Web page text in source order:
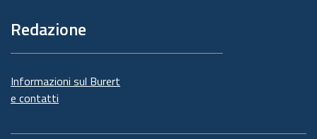
Redazione
Informazioni sul Burert
e contatti